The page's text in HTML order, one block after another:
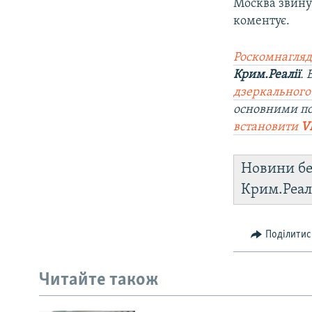
Москва
коментує.
Крим.Реалії.
основними
встановити
Новини
Читайте також